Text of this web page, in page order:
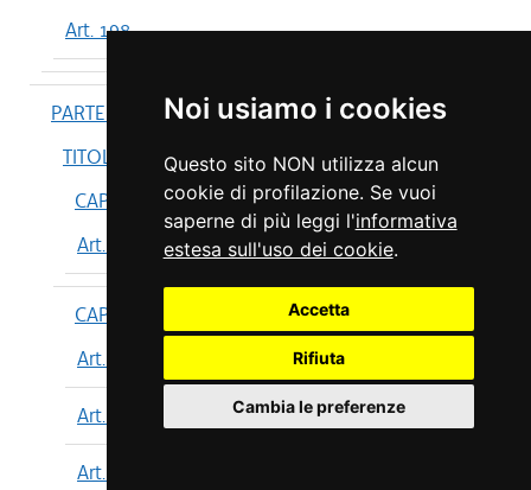
Noi usiamo i cookies
Questo sito NON utilizza alcun
cookie di profilazione. Se vuoi
saperne di più leggi l'informativa
estesa sull'uso dei cookie.
Accetta
Rifiuta
Cambia le preferenze
Art. 198
PARTE IV
TITOLO I
CAPO I
Art. 199
CAPO II
Art. 200
Art. 201
Art. 202